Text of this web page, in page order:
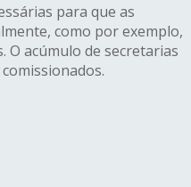
para que as
como por exemplo,
O acúmulo de secretarias